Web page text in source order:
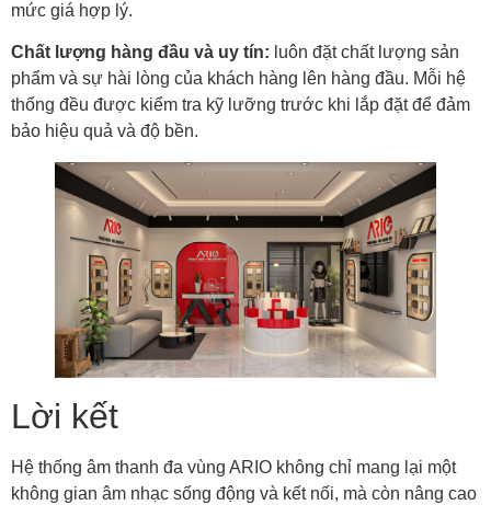
mức giá hợp lý.
Chất lượng hàng đầu và uy tín: luôn đặt chất lượng sản
phẩm và sự hài lòng của khách hàng lên hàng đầu. Mỗi hệ
thống đều được kiểm tra kỹ lưỡng trước khi lắp đặt để đảm
bảo hiệu quả và độ bền.
Lời kết
Hệ thống âm thanh đa vùng ARIO không chỉ mang lại một
không gian âm nhạc sống động và kết nối, mà còn nâng cao